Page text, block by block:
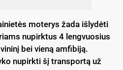
moterys žada išlydėti
nupirktus 4 lengvuosius
bei vieną amfibiją.
nupirkti šį transportą už